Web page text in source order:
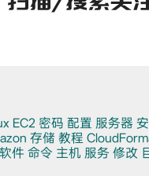
EC2 密码 配置 服务器
存储 教程
软件 命令 主机 服务 修改